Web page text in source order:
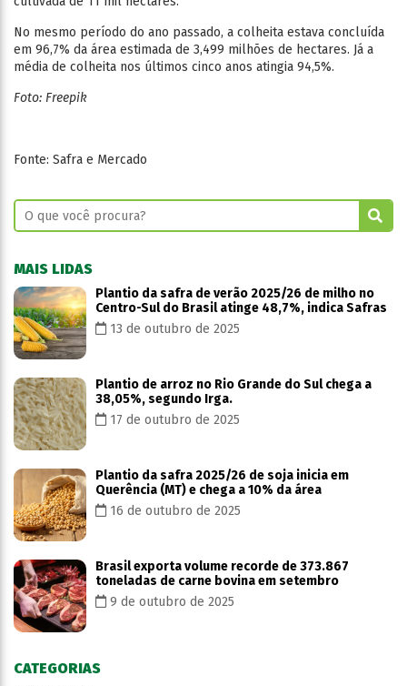
No mesmo período do ano passado, a colheita estava concluída
em 96,7% da área estimada de 3,499 milhões de hectares. Já a
média de colheita nos últimos cinco anos atingia 94,5%.
Foto: Freepik
Fonte: Safra e Mercado
MAIS LIDAS
Plantio da safra de verão 2025/26 de milho no
Centro-Sul do Brasil atinge 48,7%, indica Safras
13 de outubro de 2025
Plantio de arroz no Rio Grande do Sul chega a
38,05%, segundo Irga.
17 de outubro de 2025
Plantio da safra 2025/26 de soja inicia em
Querência (MT) e chega a 10% da área
16 de outubro de 2025
Brasil exporta volume recorde de 373.867
toneladas de carne bovina em setembro
9 de outubro de 2025
CATEGORIAS